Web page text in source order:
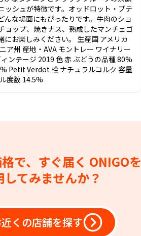
ッシュが特徴です。オッドロット・プテ
んな場面にもぴったりです。牛肉のショ
ョップ、焼きナス、熟成したマンチェゴ
にお楽しみください。 生産国 アメリカ
ア州 産地・AVA モントレー ワイナリー
ンテージ 2019 色 赤 ぶどうの品種 80%
Petit Verdot 栓 ナチュラルコルク 容量
度数 14.5%
で、すぐ届く ONIGOを
してみませんか？
くの店舗を探す